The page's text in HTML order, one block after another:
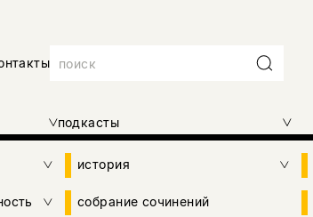
подкасты
история
собрание сочинений